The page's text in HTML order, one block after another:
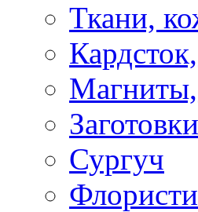
Ткани,
Магниты,
Заготовки
Сургуч